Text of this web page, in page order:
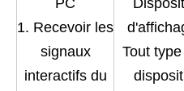
PC
1. Recevoir les
signaux
interactifs du
Tout